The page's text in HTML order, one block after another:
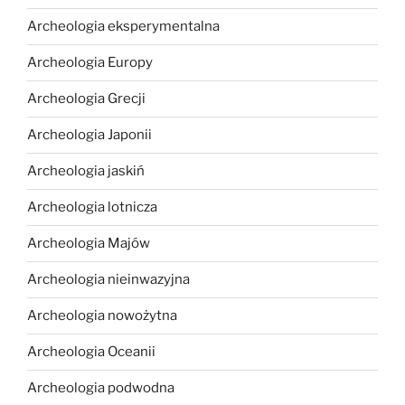
Archeologia eksperymentalna
Archeologia Europy
Archeologia Grecji
Archeologia Japonii
Archeologia jaskiń
Archeologia lotnicza
Archeologia Majów
Archeologia nieinwazyjna
Archeologia nowożytna
Archeologia Oceanii
Archeologia podwodna